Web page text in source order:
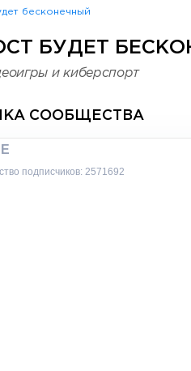
бесконечный
БУДЕТ
и киберспорт
СООБЩЕСТВА
подписчиков: 2571692